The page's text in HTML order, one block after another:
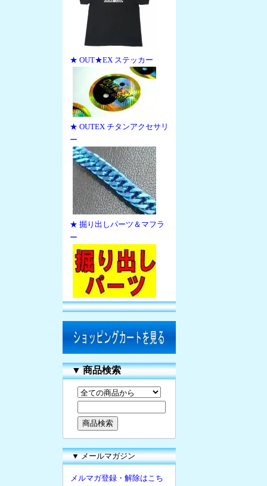
★ OUT★EX ステッカー
★ OUTEX チタンアクセサリ
ー
★ 掘り出しパーツ＆マフラ
ー
▼商品検索
▼ メールマガジン
メルマガ登録・解除はこち